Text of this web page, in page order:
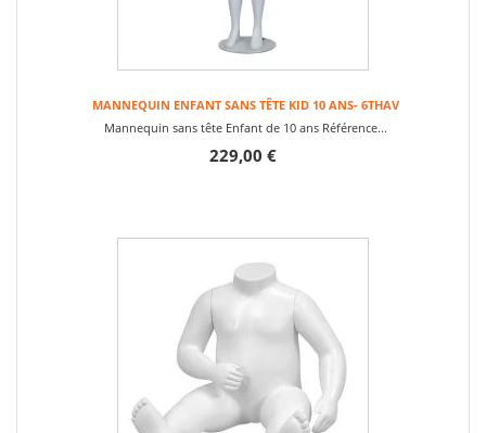
MANNEQUIN ENFANT SANS TÊTE KID 10 ANS- 6THAV
Mannequin sans tête Enfant de 10 ans Référence...
229,00 €